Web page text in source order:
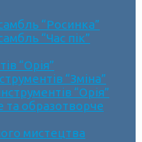
“Росинка”
“Час пік”
“Орія”
“Зміна”
“Орія”
образотворче
мистецтва